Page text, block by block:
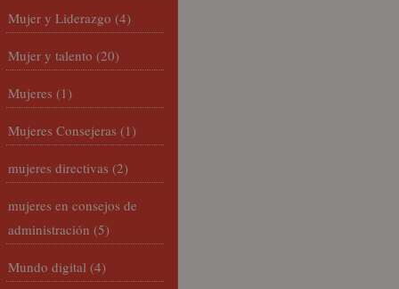
Mujer y Liderazgo (4)
Mujer y talento (20)
Mujeres (1)
Mujeres Consejeras (1)
mujeres directivas (2)
mujeres en consejos de
administración (5)
Mundo digital (4)